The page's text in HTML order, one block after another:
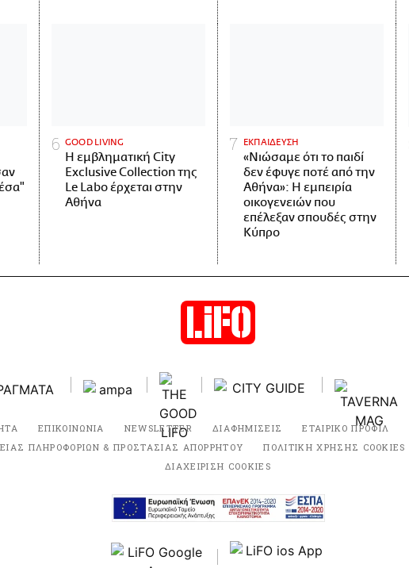
GOOD LIVING
Η εμβληματική City
Exclusive Collection της
Le Labo έρχεται στην
Αθήνα
ΕΚΠΑΙΔΕΥΣΗ
«Νιώσαμε ότι το παιδί
δεν έφυγε ποτέ από την
Αθήνα»: Η εμπειρία
οικογενειών που
επέλεξαν σπουδές στην
Κύπρο
ΕΠΙΚΟΙΝΩΝΙΑ NEWSLETTER ΔΙΑΦΗΜΙΣΕΙΣ ΕΤΑΙΡΙΚΟ ΠΡΟΦΙΛ
ΠΛΗΡΟΦΟΡΙΩΝ & ΠΡΟΣΤΑΣΙΑΣ ΑΠΟΡΡΗΤΟΥ
ΠΟΛΙΤΙΚΗ ΧΡΗΣΗΣ COOKIES
ΔΙΑΧΕΙΡΙΣΗ COOKIES